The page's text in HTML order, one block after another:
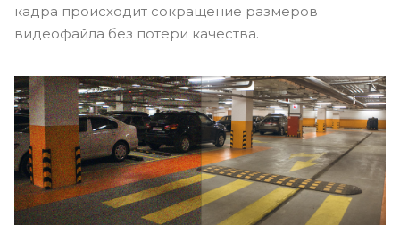
кадра происходит сокращение размеров
видеофайла без потери качества.